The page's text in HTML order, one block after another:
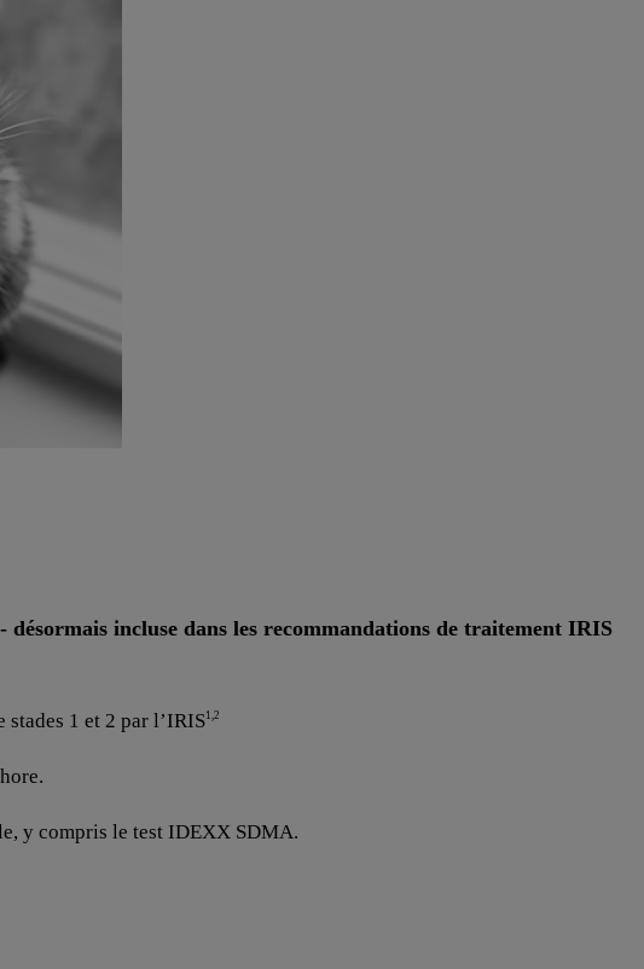
incluse dans les recommandations de traitement IRIS
stades 1 et 2 par l’IRIS1,2
y compris le test IDEXX SDMA.